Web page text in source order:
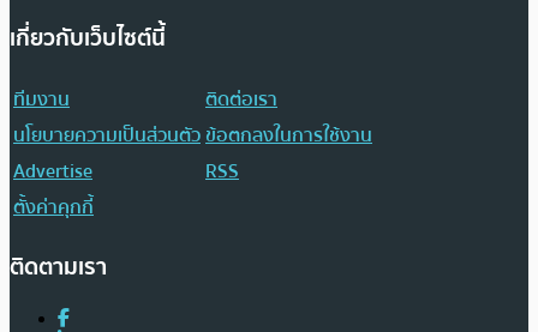
เกี่ยวกับเว็บไซต์นี้
ทีมงาน
ติดต่อเรา
นโยบายความเป็นส่วนตัวข้อตกลงในการใช้งาน
Advertise
RSS
ตั้งค่าคุกกี้
ติดตามเรา